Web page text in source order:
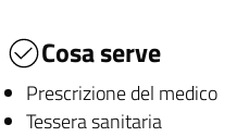
Cosa serve
Prescrizione del medico
Tessera sanitaria